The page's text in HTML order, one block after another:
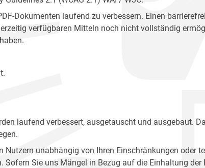
Dokumenten laufend zu verbessern. Einen
verfügbaren Mitteln noch nicht vollständig
laufend verbessert, ausgetauscht und ausgebaut.
Nutzern unabhängig von Ihren Einschränkungen oder
Sie uns Mängel in Bezug auf die Einhaltung der